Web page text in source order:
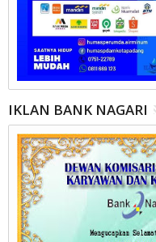
IKLAN BANK NAGARI